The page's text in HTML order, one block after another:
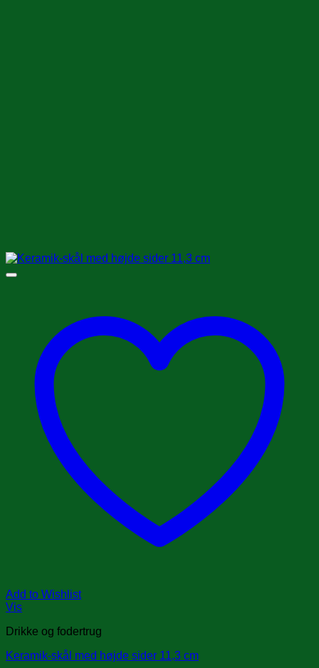
Add to Wishlist
Vis
Drikke og fodertrug
Keramik-skål med højde sider 11,3 cm